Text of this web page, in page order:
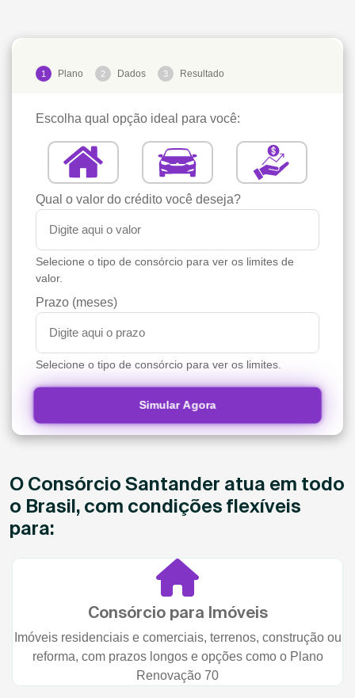
1 Plano 2 Dados 3 Resultado
Escolha qual opção ideal para você:
Qual o valor do crédito você deseja?
Selecione o tipo de consórcio para ver os limites de
valor.
Prazo (meses)
Selecione o tipo de consórcio para ver os limites.
Simular Agora
O Consórcio Santander atua em todo
o Brasil, com condições flexíveis
para:
Consórcio para Imóveis
Imóveis residenciais e comerciais, terrenos, construção ou
reforma, com prazos longos e opções como o Plano
Renovação 70